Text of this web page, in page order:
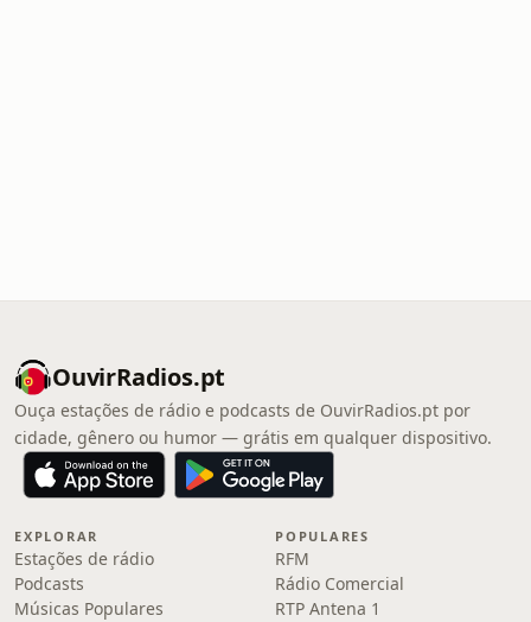
OuvirRadios.pt
Ouça estações de rádio e podcasts de OuvirRadios.pt por
cidade, gênero ou humor — grátis em qualquer dispositivo.
EXPLORAR
Estações de rádio
Podcasts
Músicas Populares
POPULARES
RFM
Rádio Comercial
RTP Antena 1